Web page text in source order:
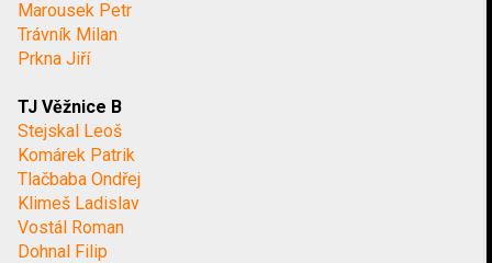
Marousek Petr
Trávník Milan
Prkna Jiří
TJ Věžnice B
Stejskal Leoš
Komárek Patrik
Tlačbaba Ondřej
Klimeš Ladislav
Vostál Roman
Dohnal Filip